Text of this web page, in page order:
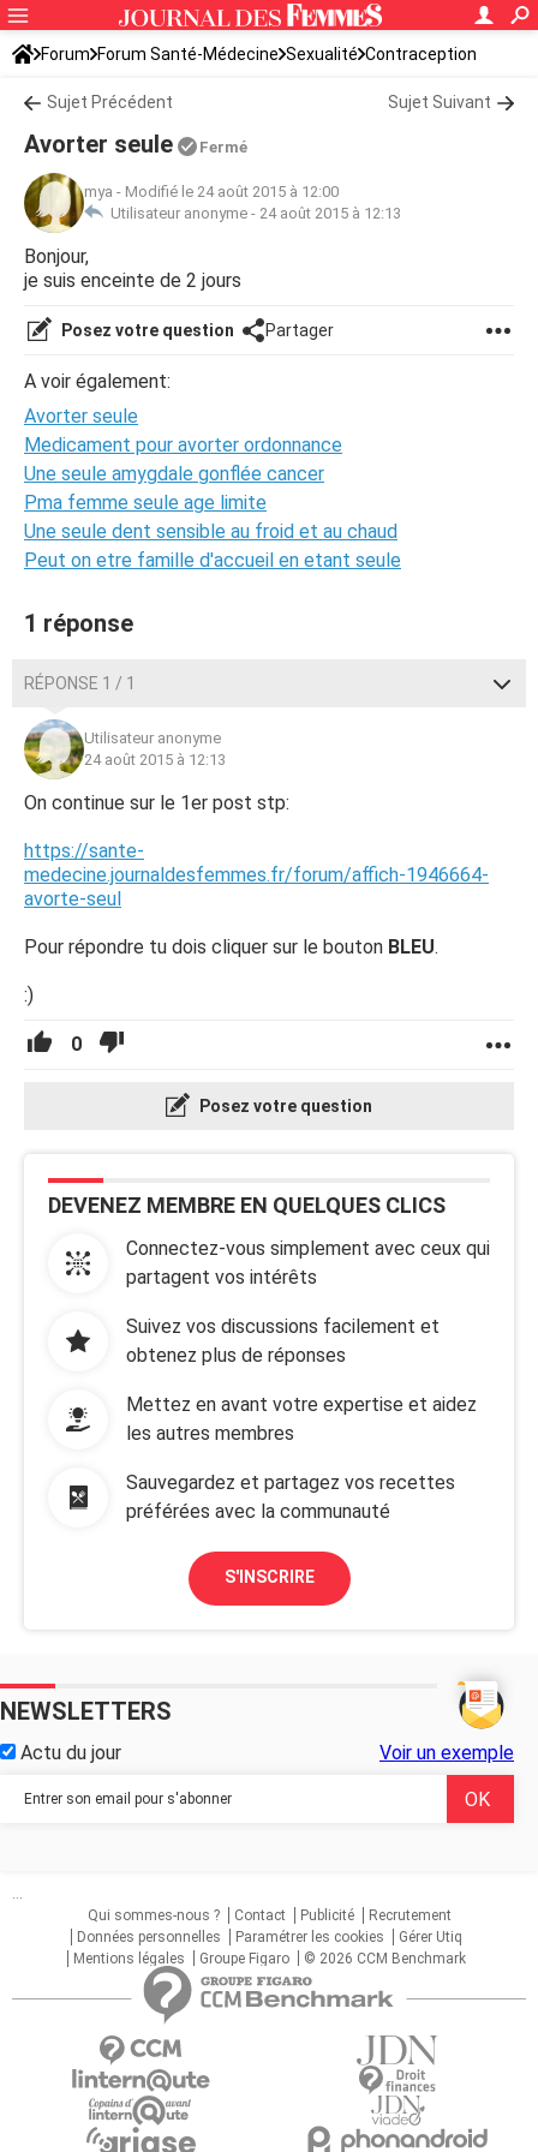
Forum Forum Santé-Médecine Sexualité Contraception
Sujet Précédent Sujet Suivant
Avorter seule Fermé
mya - Modifié le 24 août 2015 à 12:00
Utilisateur anonyme - 24 août 2015 à 12:13
Bonjour,
je suis enceinte de 2 jours
Posez votre question Partager
A voir également:
Avorter seule
Medicament pour avorter ordonnance
Une seule amygdale gonflée cancer
Pma femme seule age limite
Une seule dent sensible au froid et au chaud
Peut on etre famille d'accueil en etant seule
1 réponse
RÉPONSE 1 / 1
Utilisateur anonyme
24 août 2015 à 12:13
On continue sur le 1er post stp:
https://sante-
medecine.journaldesfemmes.fr/forum/affich-1946664-
avorte-seul
Pour répondre tu dois cliquer sur le bouton BLEU.
:)
0
Posez votre question
DEVENEZ MEMBRE EN QUELQUES CLICS
Connectez-vous simplement avec ceux qui
partagent vos intérêts
Suivez vos discussions facilement et
obtenez plus de réponses
Mettez en avant votre expertise et aidez
les autres membres
Sauvegardez et partagez vos recettes
préférées avec la communauté
S'INSCRIRE
NEWSLETTERS
Actu du jour Voir un exemple
...
Qui sommes-nous ?
Contact Publicité
Recrutement
Données personnelles
Paramétrer les cookies
Gérer Utiq
Mentions légales
Groupe Figaro © 2026 CCM Benchmark